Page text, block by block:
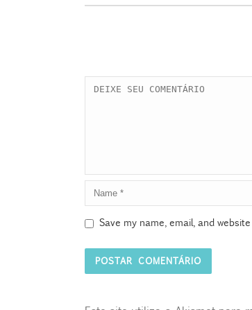
Save my name, email, and